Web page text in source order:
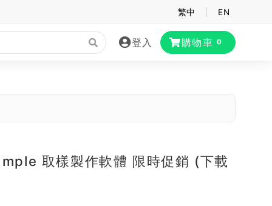
繁中 EN
登入 購物車 0
取樣製作軟體 限時促銷 (下載